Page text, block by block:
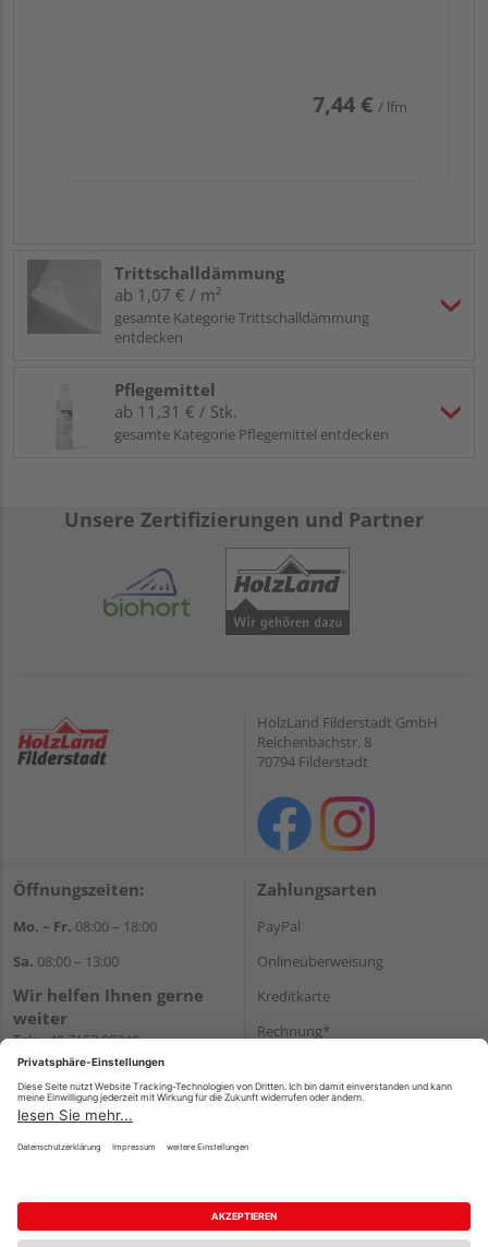
7,44 € / lfm
Trittschalldämmung
ab 1,07 € / m²
gesamte Kategorie Trittschalldämmung
entdecken
Pflegemittel
ab 11,31 € / Stk.
gesamte Kategorie Pflegemittel entdecken
Unsere Zertifizierungen und Partner
HolzLand Filderstadt GmbH
Reichenbachstr. 8
70794 Filderstadt
Öffnungszeiten:
Mo. – Fr. 08:00 – 18:00
Sa. 08:00 – 13:00
Wir helfen Ihnen gerne
weiter
Tel.:+49 7157 88240
E-Mail:shop@holzland-
filderstadt.de
Zahlungsarten
PayPal
Onlineüberweisung
Kreditkarte
Rechnung*
Versand
Impressum AGB Widerruf
Datenschutz
Reservierungsbedingungen
Vertrag widerrufen